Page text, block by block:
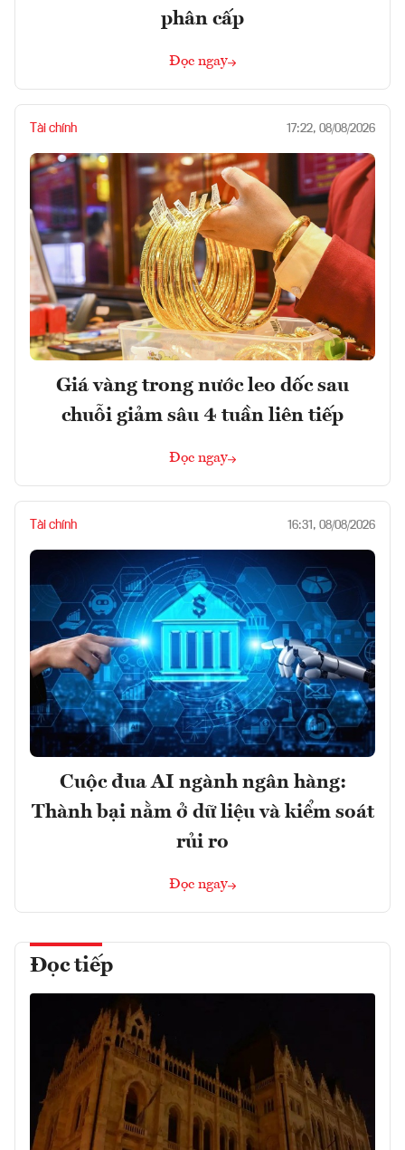
phân cấp
Đọc ngay
Tài chính 17:22, 08/08/2026
Giá vàng trong nước leo dốc sau
chuỗi giảm sâu 4 tuần liên tiếp
Đọc ngay
Tài chính 16:31, 08/08/2026
Cuộc đua AI ngành ngân hàng:
Thành bại nằm ở dữ liệu và kiểm soát
rủi ro
Đọc ngay
Đọc tiếp